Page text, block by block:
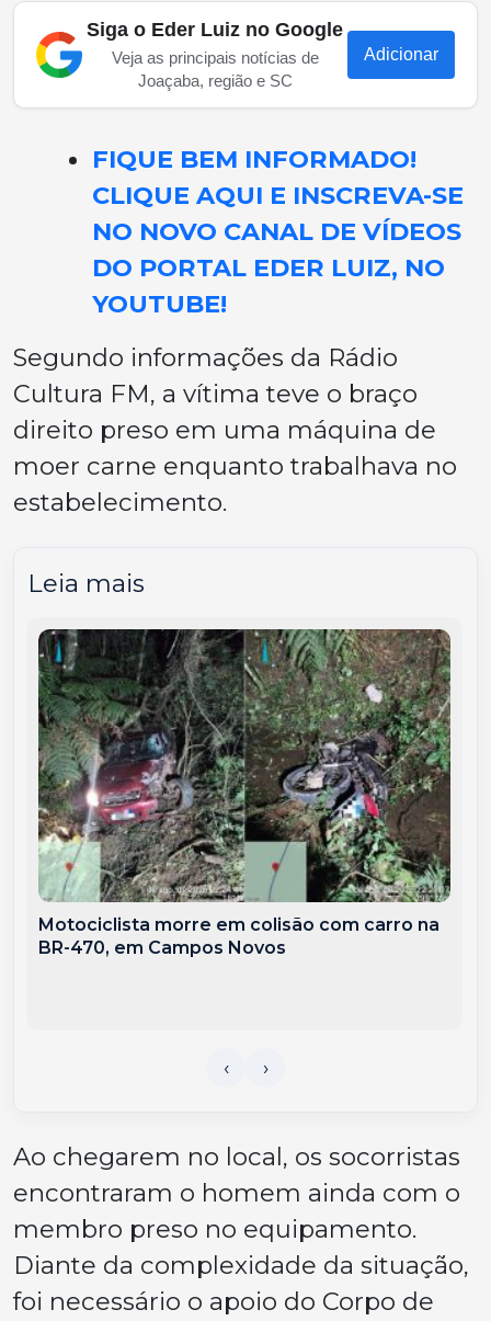
Siga o Eder Luiz no Google
Veja as principais notícias de
Joaçaba, região e SC
Adicionar
FIQUE BEM INFORMADO!
CLIQUE AQUI E INSCREVA-SE
NO NOVO CANAL DE VÍDEOS
DO PORTAL EDER LUIZ, NO
YOUTUBE!
Segundo informações da Rádio
Cultura FM, a vítima teve o braço
direito preso em uma máquina de
moer carne enquanto trabalhava no
estabelecimento.
Leia mais
Motociclista morre em colisão com carro na
BR-470, em Campos Novos
Ao chegarem no local, os socorristas
encontraram o homem ainda com o
membro preso no equipamento.
Diante da complexidade da situação,
foi necessário o apoio do Corpo de